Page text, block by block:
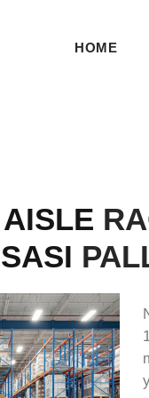
HOME